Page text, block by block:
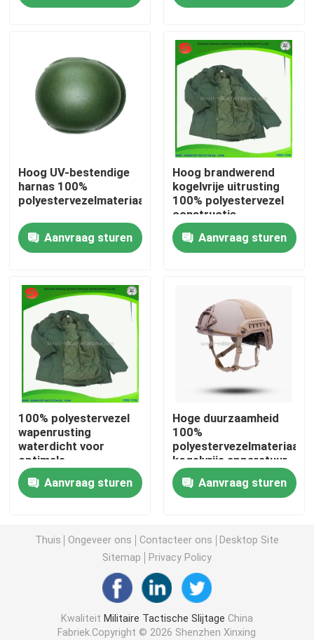
Video's
Fabriekstocht
Nieuws
Vraag een offerte
Militair tactisch kogelvrij vest
Tactische Ballistische Helm
Militaire Ballistische Platen
Kogelvrij Materiaal
Militaire Tactische Rugzak
Tactisch Openluchttoestel
Gevechts Tactische Laarzen
Gevechts Tactisch Vest
Hoog UV-bestendige
harnas 100%
polyestervezelmateriaal
Aanvraag sturen
Hoog brandwerend
kogelvrije uitrusting
100% polyestervezel
constructie
Aanvraag sturen
100% polyestervezel
wapenrusting
waterdicht voor
optimale
waterbestendigheid
Aanvraag sturen
Hoge duurzaamheid
100%
polyestervezelmateriaal
kogelvrije apparatuur
Aanvraag sturen
Thuis Ongeveer ons Contacteer ons
Desktop Site
Sitemap
Privacy Policy
Kwaliteit Militaire Tactische Slijtage China
Fabriek.Copyright © 2026 Shenzhen Xinxing